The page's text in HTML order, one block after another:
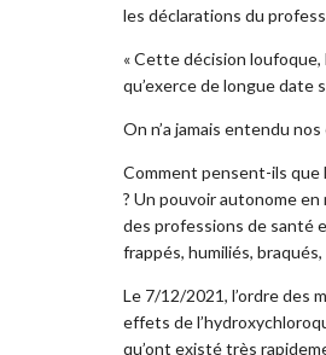
les déclarations du
« Cette décision
qu’exerce de longue date
On n’a jamais entendu
Comment pensent-ils que
? Un pouvoir autonome
des professions de santé
frappés, humiliés,
Le 7/12/2021, l’ordre des
effets de
qu’ont existé très